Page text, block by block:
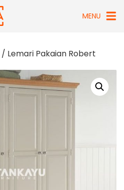
MENU
/ Lemari Pakaian Robert